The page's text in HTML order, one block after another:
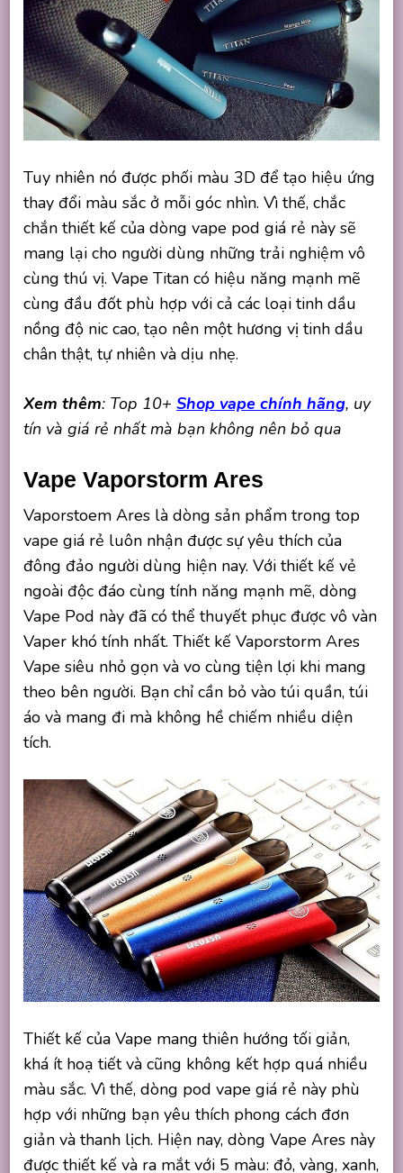
Tuy nhiên nó được phối màu 3D để tạo hiệu ứng
thay đổi màu sắc ở mỗi góc nhìn. Vì thế, chắc
chắn thiết kế của dòng vape pod giá rẻ này sẽ
mang lại cho người dùng những trải nghiệm vô
cùng thú vị. Vape Titan có hiệu năng mạnh mẽ
cùng đầu đốt phù hợp với cả các loại tinh dầu
nồng độ nic cao, tạo nên một hương vị tinh dầu
chân thật, tự nhiên và dịu nhẹ.
Xem thêm: Top 10+Shop vape chính hãng, uy
tín và giá rẻ nhất mà bạn không nên bỏ qua
Vape Vaporstorm Ares
Vaporstoem Ares là dòng sản phẩm trong top
vape giá rẻ luôn nhận được sự yêu thích của
đông đảo người dùng hiện nay. Với thiết kế vẻ
ngoài độc đáo cùng tính năng mạnh mẽ, dòng
Vape Pod này đã có thể thuyết phục được vô vàn
Vaper khó tính nhất. Thiết kế Vaporstorm Ares
Vape siêu nhỏ gọn và vo cùng tiện lợi khi mang
theo bên người. Bạn chỉ cần bỏ vào túi quần, túi
áo và mang đi mà không hề chiếm nhiều diện
tích.
Thiết kế của Vape mang thiên hướng tối giản,
khá ít hoạ tiết và cũng không kết hợp quá nhiều
màu sắc. Vì thế, dòng pod vape giá rẻ này phù
hợp với những bạn yêu thích phong cách đơn
giản và thanh lịch. Hiện nay, dòng Vape Ares này
được thiết kế và ra mắt với 5 màu: đỏ, vàng, xanh,